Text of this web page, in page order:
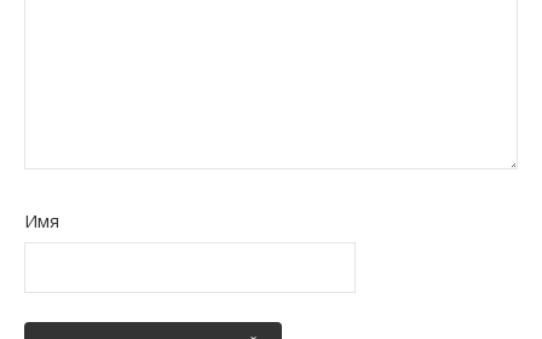
Имя